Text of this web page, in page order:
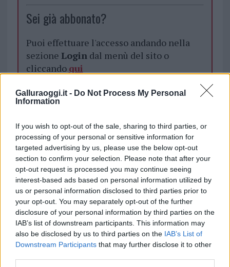
Galluraoggi.it - Do Not Process My Personal
Information
If you wish to opt-out of the sale, sharing to third parties, or
processing of your personal or sensitive information for
targeted advertising by us, please use the below opt-out
section to confirm your selection. Please note that after your
opt-out request is processed you may continue seeing
interest-based ads based on personal information utilized by
us or personal information disclosed to third parties prior to
your opt-out. You may separately opt-out of the further
disclosure of your personal information by third parties on the
IAB’s list of downstream participants. This information may
also be disclosed by us to third parties on the IAB’s List of
Downstream Participants that may further disclose it to other
Sei già abbonato?
Puoi effettuare l'accesso andando nella
sezione Logindal menù del sito o
cliccando qui
TEMI: Meteo Gallura
Notizie in tempo reale?
Entra nel canale telegram di
GalluraOggi.it
Inviaci le tue segnalazioni,
i tuoi video e le tue foto
Su WhatsApp al numero +39
345 356 7512